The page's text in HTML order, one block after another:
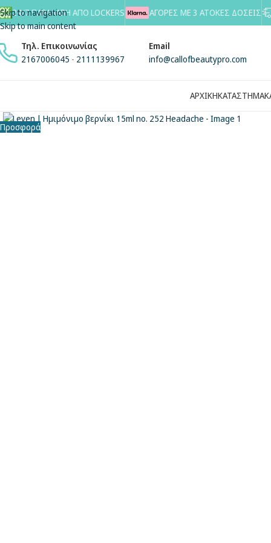
Skip to navigation
Skip to main content
24/7 ΠΑΡΑΛΑΒΗ ΑΠΟ LOCKERS ΑΓΟΡΕΣ ΜΕ 3 ΑΤΟΚΕΣ ΔΟΣΕΙΣ
Τηλ. Επικοινωνίας
2167006045 - 2111139967
Email
info@callofbeautypro.com
ΑΡΧΙΚΗΚΑΤΑΣΤΗΜΑ
Προσφορά